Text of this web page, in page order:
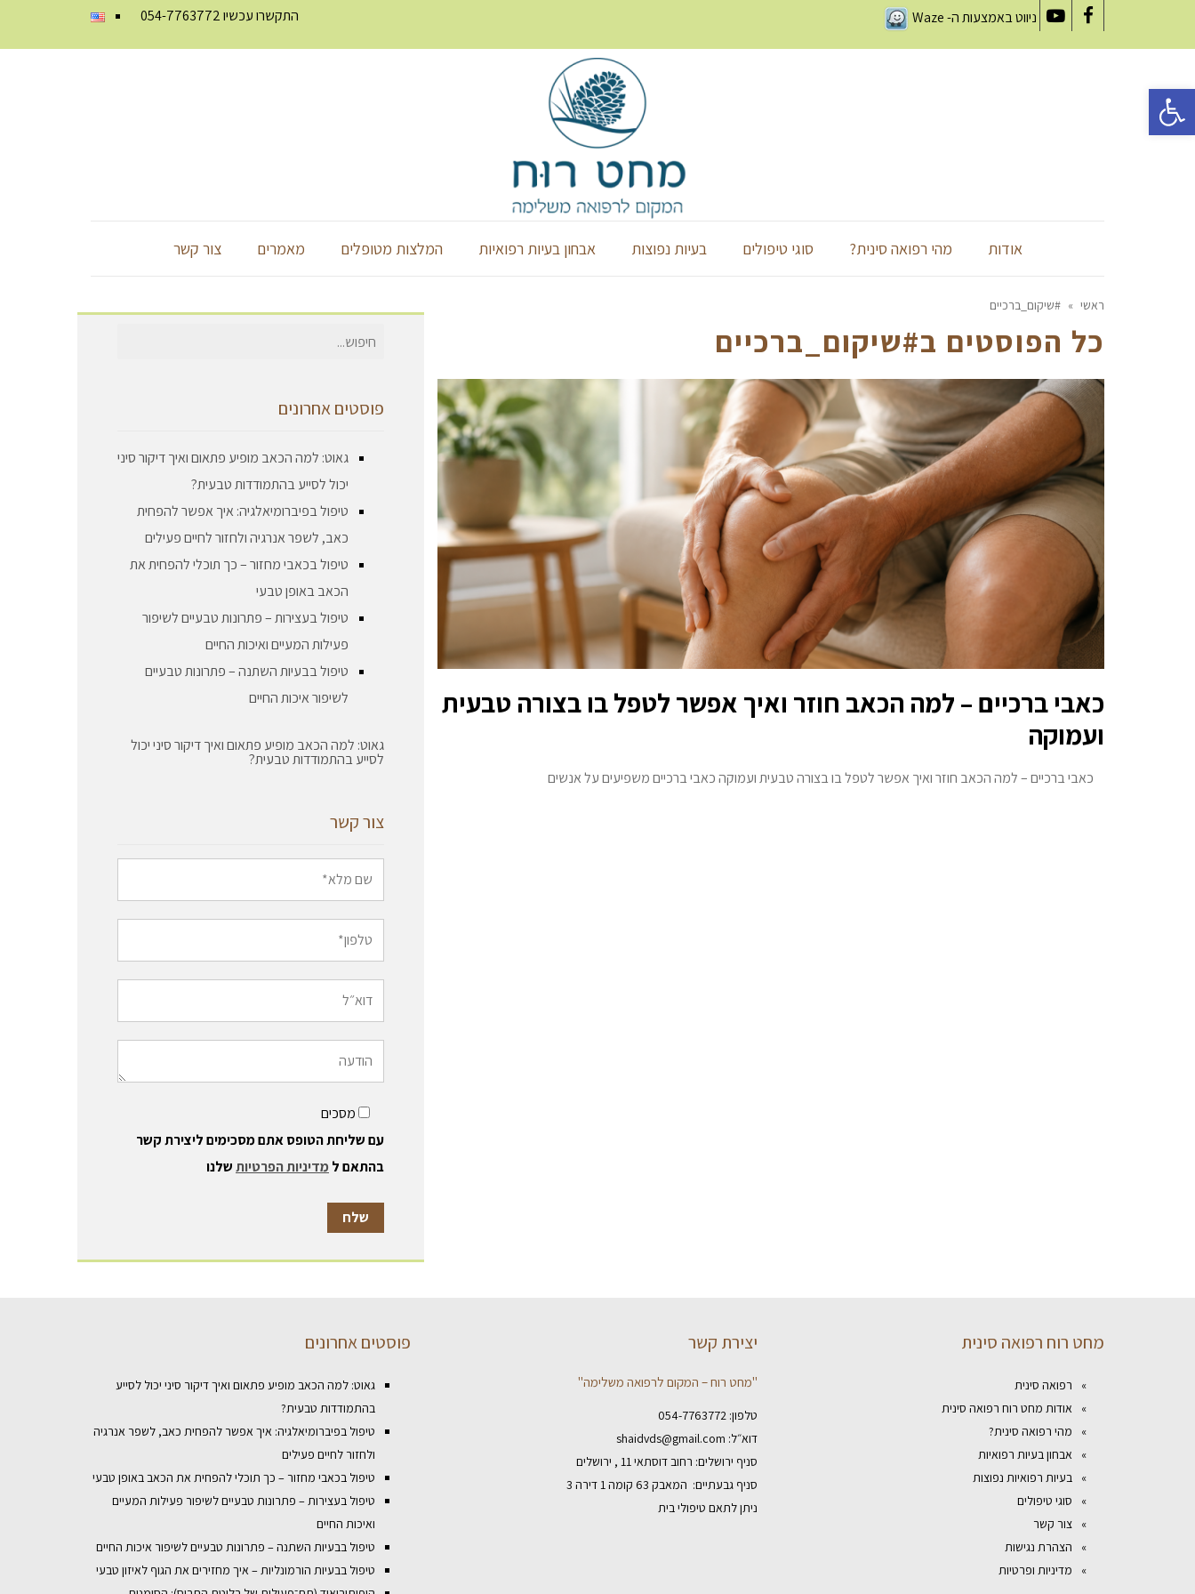
Facebook
YouTube
ניווט באמצעות ה-Waze התקשרו עכשיו054-7763772
אודות מהי רפואה סינית? סוגי טיפולים בעיות נפוצות אבחון בעיות רפואיות המלצות מטופלים מאמרים צור קשר
ראשי » #שיקום_ברכיים
כל הפוסטים ב#שיקום_ברכיים
כאבי ברכיים – למה הכאב חוזר ואיך אפשר לטפל בו בצורה טבעית
ועמוקה
כאבי ברכיים – למה הכאב חוזר ואיך אפשר לטפל בו בצורה טבעית ועמוקה כאבי ברכיים משפיעים על אנשים
חיפוש
פוסטים אחרונים
גאוט: למה הכאב מופיע פתאום ואיך דיקור סיני
יכול לסייע בהתמודדות טבעית?
טיפול בפיברומיאלגיה: איך אפשר להפחית
כאב, לשפר אנרגיה ולחזור לחיים פעילים
טיפול בכאבי מחזור – כך תוכלי להפחית את
הכאב באופן טבעי
טיפול בעצירות – פתרונות טבעיים לשיפור
פעילות המעיים ואיכות החיים
טיפול בבעיות השתנה – פתרונות טבעיים
לשיפור איכות החיים
גאוט: למה הכאב מופיע פתאום ואיך דיקור סיני יכול
לסייע בהתמודדות טבעית?
צור קשר
מסכים
עם שליחת הטופס אתם מסכימים ליצירת קשר
בהתאם ל מדיניות הפרטיותשלנו
מחט רוח רפואה סינית
רפואה סינית
אודות מחט רוח רפואה סינית
מהי רפואה סינית?
אבחון בעיות רפואיות
בעיות רפואיות נפוצות
סוגי טיפולים
צור קשר
הצהרת נגישות
מדיניות ופרטיות
יצירת קשר
"מחט רוח – המקום לרפואה משלימה"
טלפון: 054-7763772
דוא״ל: shaidvds@gmail.com
סניף ירושלים: רחוב דוסתאי 11 , ירושלים
סניף גבעתיים: המאבק 63 קומה 1 דירה 3
ניתן לתאם טיפולי בית
פוסטים אחרונים
גאוט: למה הכאב מופיע פתאום ואיך דיקור סיני יכול לסייע
בהתמודדות טבעית?
טיפול בפיברומיאלגיה: איך אפשר להפחית כאב, לשפר אנרגיה
ולחזור לחיים פעילים
טיפול בכאבי מחזור – כך תוכלי להפחית את הכאב באופן טבעי
טיפול בעצירות – פתרונות טבעיים לשיפור פעילות המעיים
ואיכות החיים
טיפול בבעיות השתנה – פתרונות טבעיים לשיפור איכות החיים
טיפול בבעיות הורמונליות – איך מחזירים את הגוף לאיזון טבעי
פתח סרגל נגישות